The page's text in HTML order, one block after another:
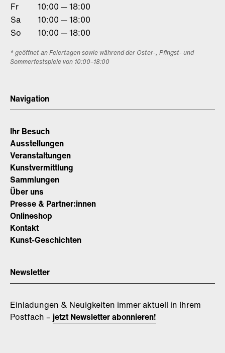
Fr
10:00 — 18:00
Sa
10:00 — 18:00
So
10:00 — 18:00
* geöffnet an Feiertagen sowie während der Oster-, Pfingst- und
Sommerfestspiele von 10:00–18:00
Navigation
Ihr Besuch
Ausstellungen
Veranstaltungen
Kunstvermittlung
Sammlungen
Über uns
Presse & Partner:innen
Onlineshop
Kontakt
Kunst-Geschichten
Newsletter
Einladungen & Neuigkeiten immer aktuell in Ihrem
Postfach – jetzt Newsletter abonnieren!